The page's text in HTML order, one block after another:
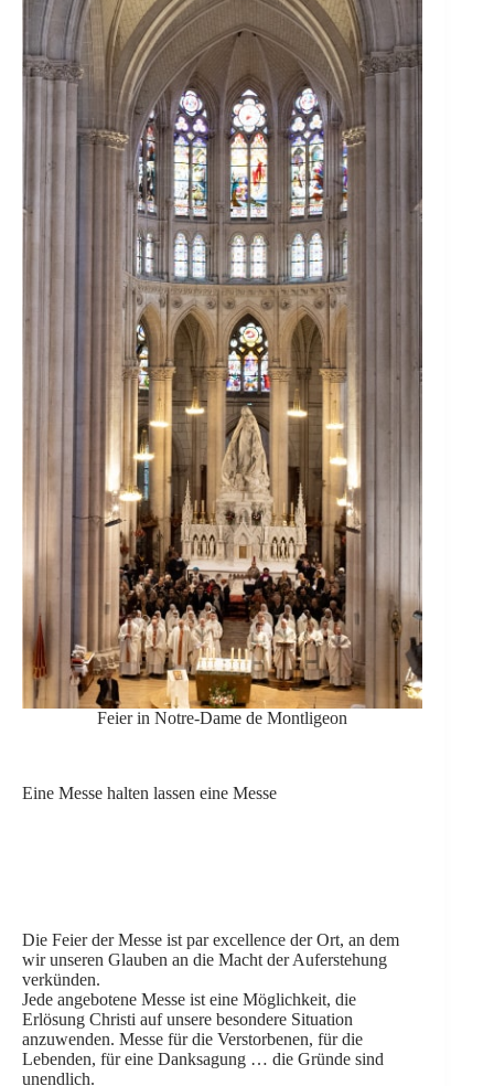
Feier in Notre-Dame de Montligeon
Eine Messe halten lassen eine Messe
Die Feier der Messe ist par excellence der Ort, an dem
wir unseren Glauben an die Macht der Auferstehung
verkünden.
Jede angebotene Messe ist eine Möglichkeit, die
Erlösung Christi auf unsere besondere Situation
anzuwenden. Messe für die Verstorbenen, für die
Lebenden, für eine Danksagung … die Gründe sind
unendlich.